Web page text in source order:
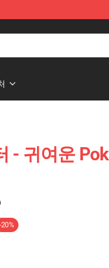
- 귀여운
-20%